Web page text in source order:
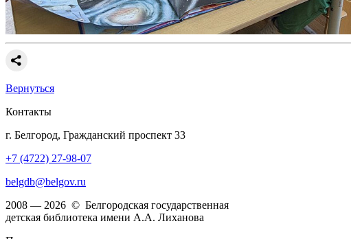
Вернуться
Контакты
г. Белгород, Гражданский проспект 33
+7 (4722) 27-98-07
belgdb@belgov.ru
2008 — 2026 © Белгородская государственная
детская библиотека имени А.А. Лиханова